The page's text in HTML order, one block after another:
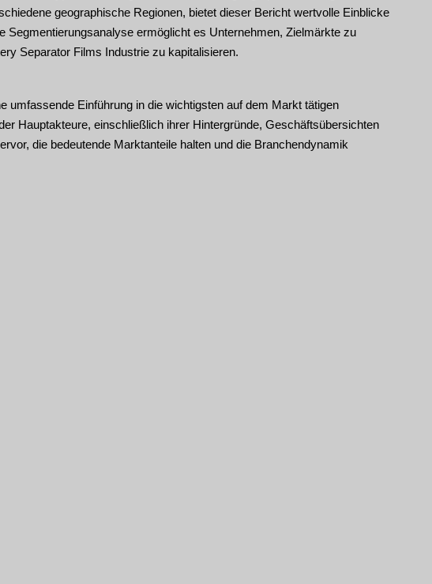
geographische Regionen, bietet dieser Bericht wertvolle Einblicke
ermöglicht es Unternehmen, Zielmärkte zu
Separator Films Industrie zu kapitalisieren.
umfassende Einführung in die wichtigsten auf dem Markt tätigen
Hauptakteure, einschließlich ihrer Hintergründe, Geschäftsübersichten
die bedeutende Marktanteile halten und die Branchendynamik